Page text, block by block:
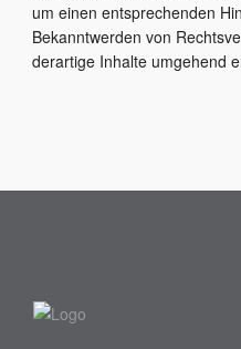
um einen entsprechenden
Bekanntwerden von
derartige Inhalte umgehend